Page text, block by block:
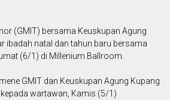
(GMIT) bersama Keuskupan Agung
ibadah natal dan tahun baru bersama
(6/1) di Millenium Ballroom.
GMIT dan Keuskupan Agung Kupang
kepada wartawan, Kamis (5/1)